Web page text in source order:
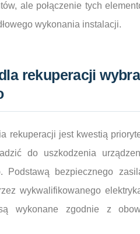
ale połączenie tych
wykonania instalacji.
rekuperacji
rekuperacji jest kwestią
do uszkodzenia
Podstawą bezpiecznego
wykwalifikowanego
wykonane zgodnie z